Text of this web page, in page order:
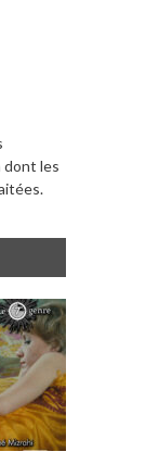
dont les
.